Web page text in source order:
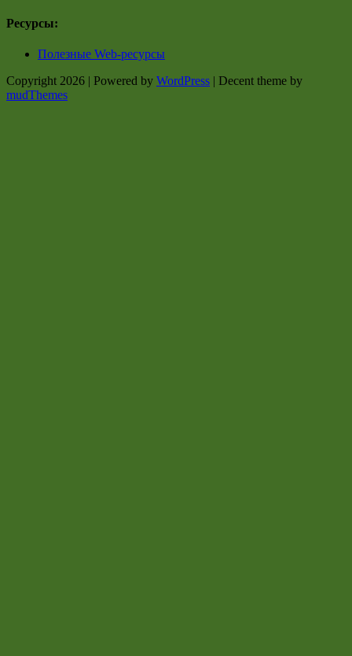
Ресурсы:
Полезные Web-ресурсы
Copyright 2026 | Powered by WordPress | Decent theme by
mudThemes